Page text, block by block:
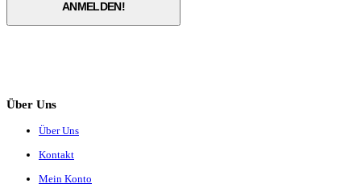
Über Uns
Über Uns
Kontakt
Mein Konto